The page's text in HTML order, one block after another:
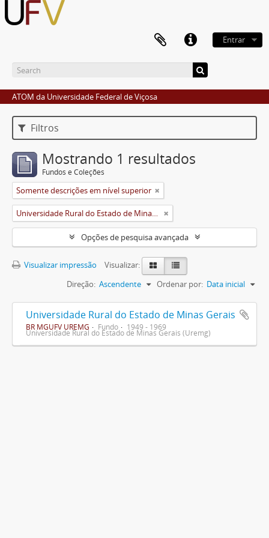
Entrar
ATOM da Universidade Federal de Viçosa
Filtros
Mostrando 1 resultados
Fundos e Coleções
Somente descrições em nível superior
Universidade Rural do Estado de Minas Gerais (Uremg)
Opções de pesquisa avançada
Visualizar impressão
Visualizar:
Ordenar por: Data inicial
Direção: Ascendente
Universidade Rural do Estado de Minas Gerais
BR MGUFV UREMG Fundo 1949 - 1969
Universidade Rural do Estado de Minas Gerais (Uremg)